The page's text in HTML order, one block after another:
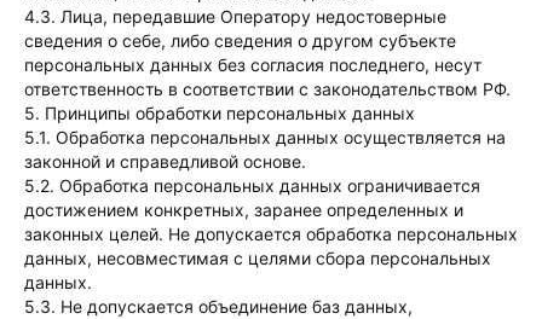
4.3. Лица, передавшие Оператору недостоверные
сведения о себе, либо сведения о другом субъекте
персональных данных без согласия последнего, несут
ответственность в соответствии с законодательством РФ.
5. Принципы обработки персональных данных
5.1. Обработка персональных данных осуществляется на
законной и справедливой основе.
5.2. Обработка персональных данных ограничивается
достижением конкретных, заранее определенных и
законных целей. Не допускается обработка персональных
данных, несовместимая с целями сбора персональных
данных.
5.3. Не допускается объединение баз данных,